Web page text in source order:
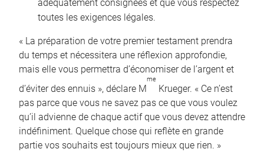
adéquatement consignées et que vous respectez
toutes les exigences légales.
« La préparation de votre premier testament prendra
du temps et nécessitera une réflexion approfondie,
mais elle vous permettra d’économiser de l’argent et
d’éviter des ennuis », déclare M
me
Krueger. « Ce n’est
pas parce que vous ne savez pas ce que vous voulez
qu’il advienne de chaque actif que vous devez attendre
indéfiniment. Quelque chose qui reflète en grande
partie vos souhaits est toujours mieux que rien. »